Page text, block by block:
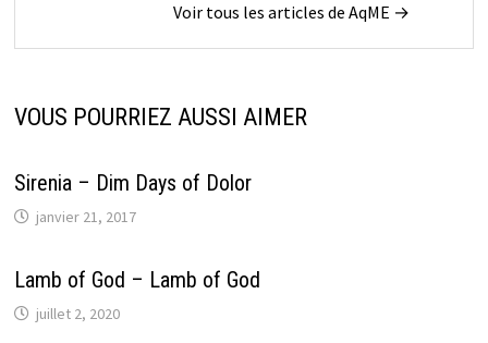
Voir tous les articles de AqME →
VOUS POURRIEZ AUSSI AIMER
Sirenia – Dim Days of Dolor
janvier 21, 2017
Lamb of God – Lamb of God
juillet 2, 2020